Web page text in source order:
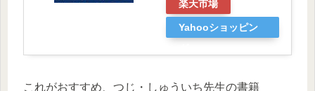
楽天市場
Yahooショッピン
これがおすすめ、つじ・しゅういち先生の書籍